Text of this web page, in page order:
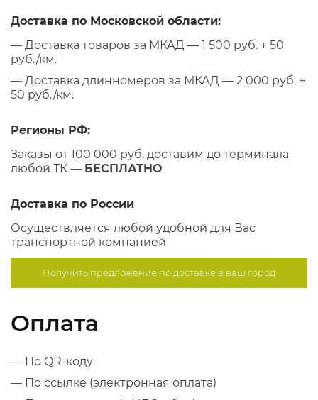
Доставка по Московской области:
— Доставка товаров за МКАД — 1 500 руб. + 50
руб./км.
— Доставка длинномеров за МКАД — 2 000 руб. +
50 руб./км.
Регионы РФ:
Заказы от 100 000 руб. доставим до терминала
любой ТК — БЕСПЛАТНО
Доставка по России
Осуществляется любой удобной для Вас
транспортной компанией
Получить предложение подоставке в ваш город
Оплата
— По QR-коду
— По ссылке (электронная оплата)